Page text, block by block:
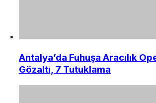
Antalya’da Fuhuşa Aracılık
Gözaltı, 7 Tutuklama